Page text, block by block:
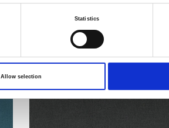
Statistics
Allow selection